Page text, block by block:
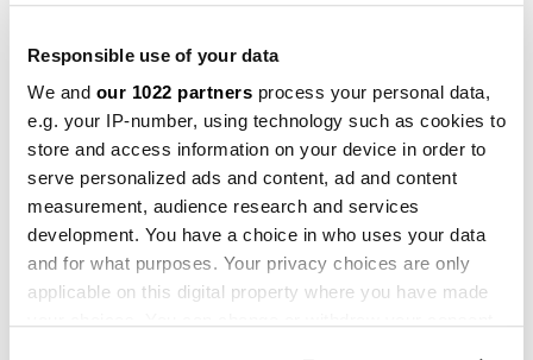
Responsible use of your data
We and our 1022 partners process your personal data,
e.g. your IP-number, using technology such as cookies to
store and access information on your device in order to
serve personalized ads and content, ad and content
measurement, audience research and services
development. You have a choice in who uses your data
and for what purposes. Your privacy choices are only
applicable on this digital property where you have made
милиони долари
Политика
Манивал: Македонија да ја зајакне
борбата против перењето пари и
финансирањето тероризам
Презентирани детали од „Феникс“:
Голема истрага за проектот „Скопје